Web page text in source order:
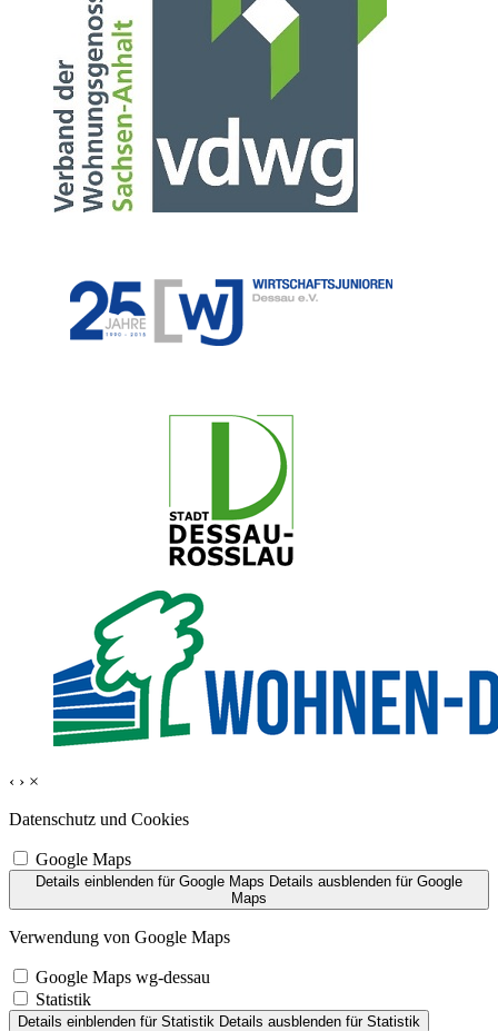
‹ › ×
Datenschutz und Cookies
Google Maps
Details einblenden für Google Maps Details ausblenden für Google
Maps
Verwendung von Google Maps
Google Maps wg-dessau
Statistik
Details einblenden für Statistik Details ausblenden für Statistik